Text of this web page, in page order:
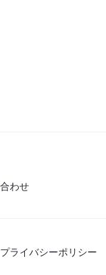
わせ
プライバシーポリシー